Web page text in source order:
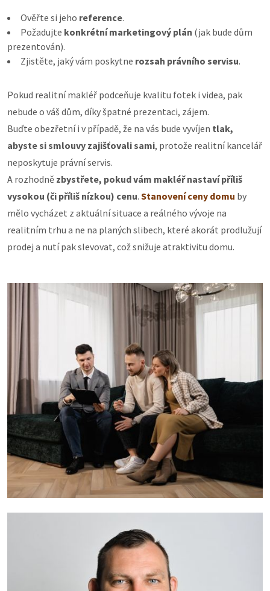
Ověřte si jeho reference.
Požadujte konkrétní marketingový plán (jak bude dům
prezentován).
Zjistěte, jaký vám poskytne rozsah právního servisu.
Pokud realitní makléř podceňuje kvalitu fotek i videa, pak
nebude o váš dům, díky špatné prezentaci, zájem.
Buďte obezřetní i v případě, že na vás bude vyvíjen tlak,
abyste si smlouvy zajišťovali sami, protože realitní kancelář
neposkytuje právní servis.
A rozhodně zbystřete, pokud vám makléř nastaví příliš
vysokou (či příliš nízkou) cenu. Stanovení ceny domu by
mělo vycházet z aktuální situace a reálného vývoje na
realitním trhu a ne na planých slibech, které akorát prodlužují
prodej a nutí pak slevovat, což snižuje atraktivitu domu.